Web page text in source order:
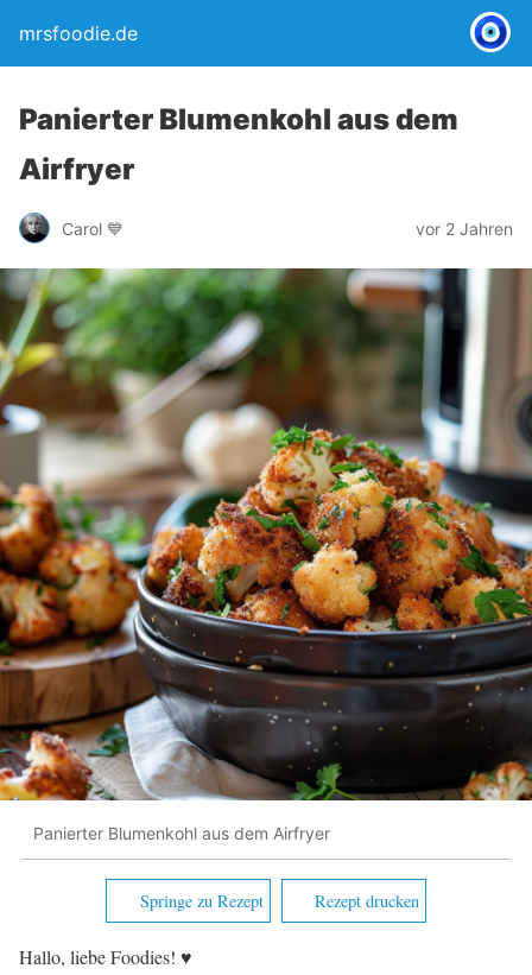
mrsfoodie.de
Panierter Blumenkohl aus dem
Airfryer
Carol 💙 vor 2 Jahren
Panierter Blumenkohl aus dem Airfryer
Springe zu Rezept Rezept drucken
Hallo, liebe Foodies! ♥︎